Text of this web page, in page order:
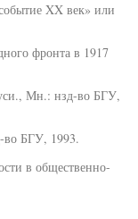
XX век» или
фронта в 1917
Мн.: нзд-во БГУ,
БГУ, 1993.
в общественно-